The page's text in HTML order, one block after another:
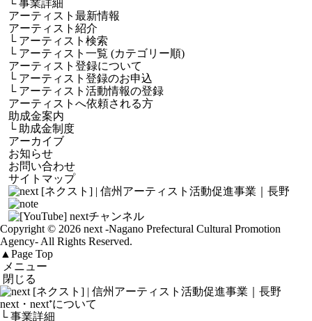
└事業詳細
アーティスト最新情報
アーティスト紹介
└ アーティスト検索
└ アーティスト一覧 (カテゴリー順)
アーティスト登録について
└ アーティスト登録のお申込
└ アーティスト活動情報の登録
アーティストへ依頼される方
助成金案内
└ 助成金制度
アーカイブ
お知らせ
お問い合わせ
サイトマップ
Copyright © 2026 next -Nagano Prefectural Cultural Promotion
Agency- All Rights Reserved.
▲ Page Top
メニュー
閉じる
next・next⁺について
└ 事業詳細